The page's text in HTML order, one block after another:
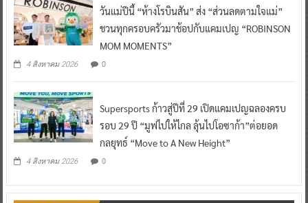
วันแม่ปีนี้ “ห้างโรบินสัน” ส่ง “ส่วนลดตามใจแม่”
ชวนทุกครอบครัวมาช้อปกับแคมเปญ “ROBINSON
MOM MOMENTS”
4 สิงหาคม 2026 0
Supersports ก้าวสู่ปีที่ 29 เปิดแคมเปญฉลองครบ
รอบ 29 ปี “มูฟไปให้ไกล ลุ้นไปโอซาก้า”ต่อยอด
กลยุทธ์ “Move to A New Height”
4 สิงหาคม 2026 0